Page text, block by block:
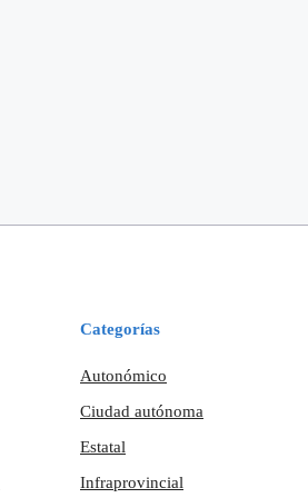
Categorías
Autonómico
Ciudad autónoma
Estatal
Infraprovincial